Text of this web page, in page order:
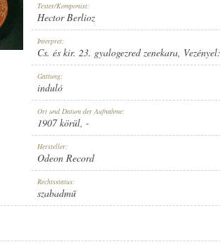
1907 KÖRÜL
Texter/Komponist:
Hector Berlioz
Interpret:
Cs. és kir. 23. gyalogezred zenekara,
Gattung:
induló
Ort und Datum der Aufnahme:
1907 körül, -
Hersteller:
Odeon Record
Rechtsstatus:
szabadmű